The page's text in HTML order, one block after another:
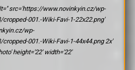
src='https://www.novinkyin.cz/wp-
001.-Wiki-Favi-1-22x22.png'
wp-
001.-Wiki-Favi-1-44x44.png 2x'
height='22' width='22'